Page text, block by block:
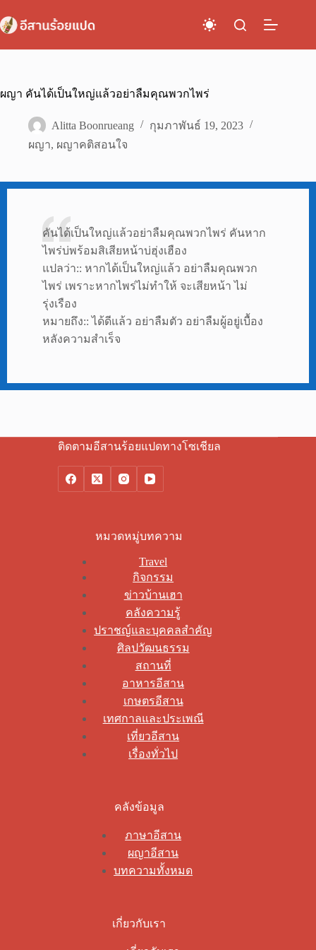
to
content
ผญา คันได้เป็นใหญ่แล้วอย่าลืมคุณพวกไพร่
Alitta Boonrueang
กุมภาพันธ์ 19, 2023
ผญา, ผญาคติสอนใจ
คันได้เป็นใหญ่แล้วอย่าลืมคุณพวกไพร่ คันหาก
ไพร่บ่พร้อมสิเสียหน้าบ่ฮุ่งเฮือง
แปลว่า:: หากได้เป็นใหญ่แล้ว อย่าลืมคุณพวก
ไพร่ เพราะหากไพร่ไม่ทำให้ จะเสียหน้า ไม่
รุ่งเรือง
หมายถึง:: ได้ดีแล้ว อย่าลืมตัว อย่าลืมผู้อยู่เบื้อง
หลังความสำเร็จ
ติดตามอีสานร้อยแปดทางโซเชียล
หมวดหมู่บทความ
Travel
กิจกรรม
ข่าวบ้านเฮา
คลังความรู้
ปราชญ์และบุคคลสำคัญ
ศิลปวัฒนธรรม
สถานที่
อาหารอีสาน
เกษตรอีสาน
เทศกาลและประเพณี
เที่ยวอีสาน
เรื่องทั่วไป
คลังข้อมูล
ภาษาอีสาน
ผญาอีสาน
บทความทั้งหมด
เกี่ยวกับเรา